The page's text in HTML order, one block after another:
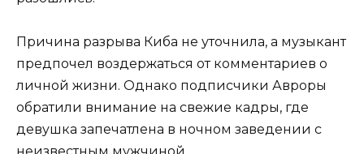
Причина разрыва Киба не уточнила, а музыкант
предпочел воздержаться от комментариев о
личной жизни. Однако подписчики Авроры
обратили внимание на свежие кадры, где
девушка запечатлена в ночном заведении с